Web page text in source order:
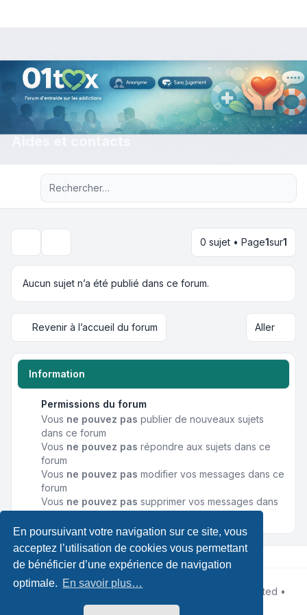
En poursuivant votre navigation sur ce site, vous
acceptez l’utilisation de cookies vous permettant
de bénéficier d’une expérience de navigation
optimale. En savoir plus…
Recherche avancée
0 sujet • Page1sur1
Aucun sujet n’a été publié dans ce forum.
Revenir à l’accueil du forum Aller
Information
Permissions du forum
Vous ne pouvez pas publier de nouveaux sujets
dans ce forum
Vous ne pouvez pas répondre aux sujets dans ce
forum
Vous ne pouvez pas modifier vos messages dans ce
forum
Vous ne pouvez pas supprimer vos messages dans
Développé parphpBB® Forum Software © phpBB Limited •
Leenoz